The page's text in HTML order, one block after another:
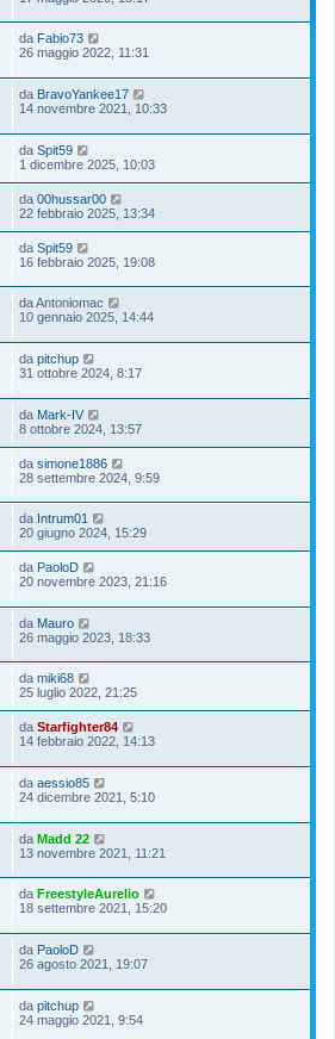
da Fabio73
26 maggio 2022, 11:31
da BravoYankee17
14 novembre 2021, 10:33
da Spit59
1 dicembre 2025, 10:03
da 00hussar00
22 febbraio 2025, 13:34
da Spit59
16 febbraio 2025, 19:08
daAntoniomac
10 gennaio 2025, 14:44
da pitchup
31 ottobre 2024, 8:17
da Mark-IV
8 ottobre 2024, 13:57
da simone1886
28 settembre 2024, 9:59
da Intrum01
20 giugno 2024, 15:29
da PaoloD
20 novembre 2023, 21:16
da Mauro
26 maggio 2023, 18:33
da miki68
25 luglio 2022, 21:25
da Starfighter84
14 febbraio 2022, 14:13
da aessio85
24 dicembre 2021, 5:10
da Madd 22
13 novembre 2021, 11:21
da FreestyleAurelio
18 settembre 2021, 15:20
da PaoloD
26 agosto 2021, 19:07
da pitchup
24 maggio 2021, 9:54